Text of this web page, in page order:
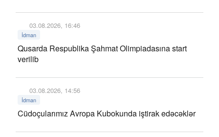
03.08.2026, 16:46
İdman
Qusarda Respublika Şahmat Olimpiadasına start
verilib
03.08.2026, 14:56
İdman
Cüdoçularımız Avropa Kubokunda iştirak edəcəklər